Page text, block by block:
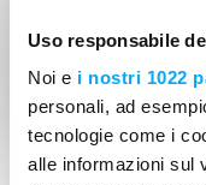
Uso responsabile
Noi e i nostri 1022
personali, ad
tecnologie come i
alle informazioni sul